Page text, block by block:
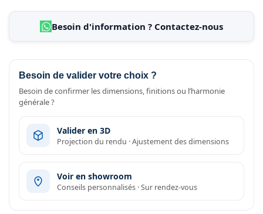
Besoin d'information ? Contactez-nous
Besoin de valider votre choix ?
Besoin de confirmer les dimensions, finitions ou l’harmonie
générale ?
Valider en 3D
Projection du rendu · Ajustement des dimensions
Voir en showroom
Conseils personnalisés · Sur rendez-vous